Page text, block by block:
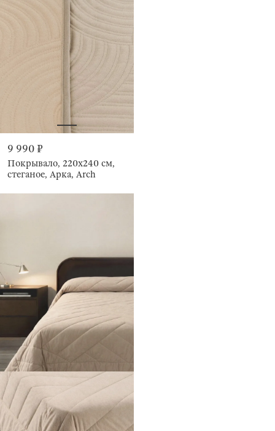
9 990 ₽
Покрывало, 220х240 см,
стеганое, Арка, Arch